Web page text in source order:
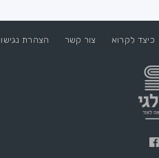
כיצד לקרוא צור קשר הצהרת